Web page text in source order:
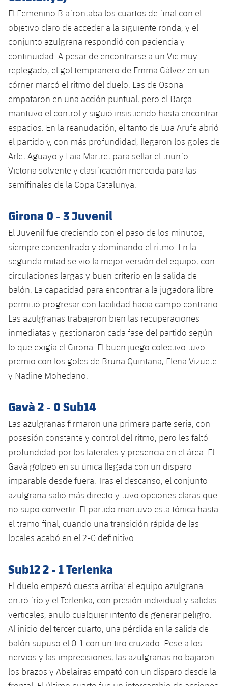
plusicon
más
Instalaciones
Spotify Camp Nou
Palau Blaugrana
Estadi Johan Cruyff
Barça Cafe
plusicon
más
Servicios Médicos
Accesibilidad
plusicon
más
Acreditaciones
Instalaciones
SUB13
SUB12
SUB11 A
SUB11 B
SUB10 A
SUB10 B
SUB9 A
SUB8 A
SUB8 B
SUB13 B
SUB12 C
SUB11 C
Entradas
Gameday Shows
Resultados
Clasificación
Jugadores
Fotos
Historia
Base
Barça Atlètic
Junior
Cadete A
Infantil A
Infantil B
Mini
Campus Verano
PLUSICON
MÁS
Primer Equipo
plusicon
más
Actualidad
Calendario
Resultados
Clasificaciones
Jugadores
Fotos
Historia
Palmarés
Barça Atlètic
plusicon
más
Actualidad
Calendario
Resultados
Clasificaciones
Jugadores
Base
plusicon
más
Actualidad
Juvenil
Cadete B
Infantil A
Infantil B
PLUSICON
MÁS
Primer equipo
plusicon
más
Calendario
Entradas
Resultados
Jugadors
Fotos
Palmarés
Historia
Calendario
Resultados
Jugadores
Clasificaciones
Base
plusicon
más
Juvenil
Cadete
Infantil
Alevín
PLUSICON
MÁS
Primer equipo
Actualidad
Calendario
Resultados
Clasificaciones
Jugadores
Historia
Palmarés
Barça Atlètic
Actualidad
Resultados
Jugadores
Clasificaciones
Base
Junior
Juvenil
Infantil
Alevín
PLUSICON
MÁS
Información general
plusicon
más
Noticias
Atletismo
plusicon
más
Actualidad
Masculino
Baloncesto en silla de ruedas
plusicon
más
Actualidad
Calendario
Resultados
Clasificaciones
plusicon
más
Jugadores
Calendario
Resultados
Clasificaciones
plusicon
más
Noticias
Hockey Hierba Masculino
Hockey Hierba Femenino
Patinaje artístico
plusicon
Actualidad
Plantilla
Agenda
Escuela de Patinaje
Rugby
plusicon
más
Actualidad
Voleibol
plusicon
más
El Femenino B afrontaba los cuartos de final con el
objetivo claro de acceder a la siguiente ronda, y el
conjunto azulgrana respondió con paciencia y
continuidad. A pesar de encontrarse a un Vic muy
replegado, el gol tempranero de Emma Gálvez en un
córner marcó el ritmo del duelo. Las de Osona
empataron en una acción puntual, pero el Barça
mantuvo el control y siguió insistiendo hasta encontrar
espacios. En la reanudación, el tanto de Lua Arufe abrió
el partido y, con más profundidad, llegaron los goles de
Arlet Aguayo y Laia Martret para sellar el triunfo.
Victoria solvente y clasificación merecida para las
semifinales de la Copa Catalunya.
Girona 0 - 3 Juvenil
El Juvenil fue creciendo con el paso de los minutos,
siempre concentrado y dominando el ritmo. En la
segunda mitad se vio la mejor versión del equipo, con
circulaciones largas y buen criterio en la salida de
balón. La capacidad para encontrar a la jugadora libre
permitió progresar con facilidad hacia campo contrario.
Las azulgranas trabajaron bien las recuperaciones
inmediatas y gestionaron cada fase del partido según
lo que exigía el Girona. El buen juego colectivo tuvo
premio con los goles de Bruna Quintana, Elena Vizuete
y Nadine Mohedano.
Gavà 2 - 0 Sub14
Las azulgranas firmaron una primera parte seria, con
posesión constante y control del ritmo, pero les faltó
profundidad por los laterales y presencia en el área. El
Gavà golpeó en su única llegada con un disparo
imparable desde fuera. Tras el descanso, el conjunto
azulgrana salió más directo y tuvo opciones claras que
no supo convertir. El partido mantuvo esta tónica hasta
el tramo final, cuando una transición rápida de las
locales acabó en el 2-0 definitivo.
Sub12 2 - 1 Terlenka
El duelo empezó cuesta arriba: el equipo azulgrana
entró frío y el Terlenka, con presión individual y salidas
verticales, anuló cualquier intento de generar peligro.
Al inicio del tercer cuarto, una pérdida en la salida de
balón supuso el 0-1 con un tiro cruzado. Pese a los
nervios y las imprecisiones, las azulgranas no bajaron
los brazos y Abelairas empató con un disparo desde la